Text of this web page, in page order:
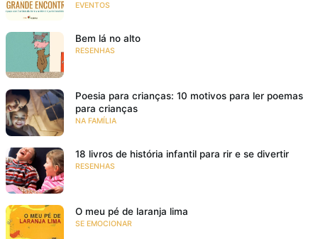
EVENTOS
Bem lá no alto
RESENHAS
Poesia para crianças: 10 motivos para ler poemas
para crianças
NA FAMÍLIA
18 livros de história infantil para rir e se divertir
RESENHAS
O meu pé de laranja lima
SE EMOCIONAR